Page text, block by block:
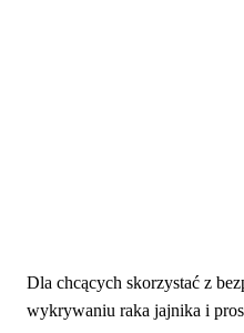
Dla chcących skorzystać z
wykrywaniu raka jajnika i